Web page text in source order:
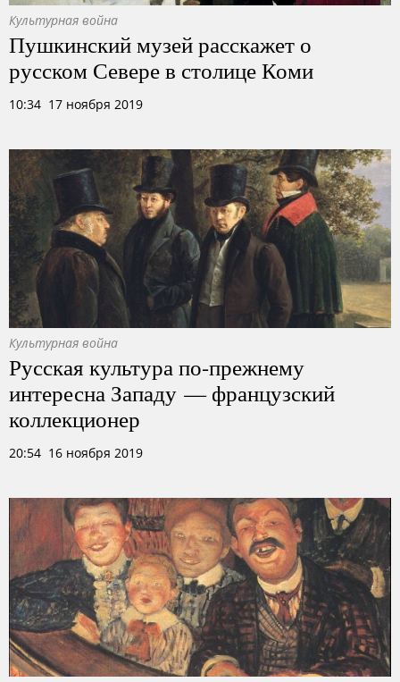
Культурная война
Пушкинский музей расскажет о
русском Севере в столице Коми
10:34 17 ноября 2019
Культурная война
Русская культура по-прежнему
интересна Западу — французский
коллекционер
20:54 16 ноября 2019